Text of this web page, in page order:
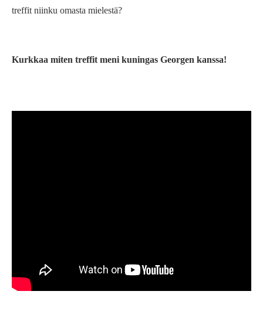
treffit niinku omasta mielestä?
Kurkkaa miten treffit meni kuningas Georgen kanssa!